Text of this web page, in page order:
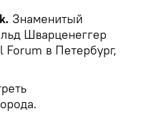
Знаменитый
Шварценеггер
в Петербург,